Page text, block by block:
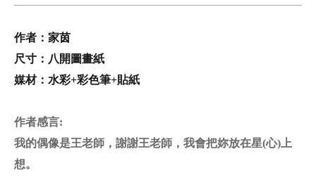
作者：家茵
尺寸：八開圖畫紙
媒材：水彩+彩色筆+貼紙
作者感言:
我的偶像是王老師，謝謝王老師，我會把妳放在星(心)上
想。